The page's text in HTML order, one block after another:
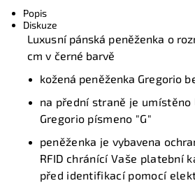
Popis
Diskuze
Luxusní pánská peněženka o
cm v černé barvě
kožená peněženka Gregorio
na přední straně je umístěno
Gregorio písmeno "G"
peněženka je vybavena
RFIDchránící Vaše platební
před identifikací pomocí